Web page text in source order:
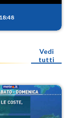
Vedi
tutti